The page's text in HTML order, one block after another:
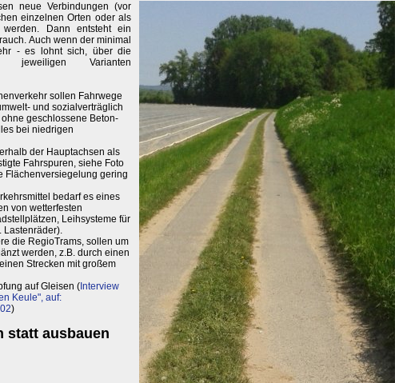
neue Verbindungen (vor
einzelnen Orten oder als
werden. Dann entsteht ein
Auch wenn der minimal
- es lohnt sich, über die
jeweiligen Varianten
sollen Fahrwege
und sozialverträglich
geschlossene Beton-
bei niedrigen
der Hauptachsen als
Fahrspuren, siehe Foto
Flächenversiegelung gering
bedarf es eines
von wetterfesten
Leihsysteme für
Lastenräder).
die RegioTrams, sollen um
werden, z.B. durch einen
Strecken mit großem
auf Gleisen ( Interview
Keule", auf:
)
statt ausbauen